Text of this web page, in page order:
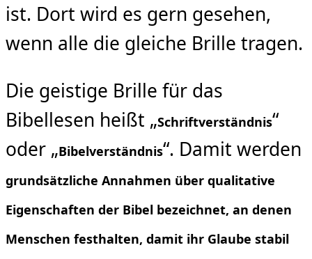
ist. Dort wird es gern gesehen,
wenn alle die gleiche Brille tragen.
Die geistige Brille für das
Bibellesen heißt „Schriftverständnis“
oder „Bibelverständnis“. Damit werden
grundsätzliche Annahmen über qualitative
Eigenschaften der Bibel bezeichnet, an denen
Menschen festhalten, damit ihr Glaube stabil